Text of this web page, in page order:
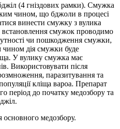
(4 гніздових рамки). Смужка
чином, що бджоли в процесі
винести смужку з вулика
встановлення смужок проводимо
чи пошкодження смужки,
чином дія смужки буде
У вулику смужка має
Використовувати після
паразитування та
кліща вароа. Препарат
період до початку медозбору та
основного медозбору.